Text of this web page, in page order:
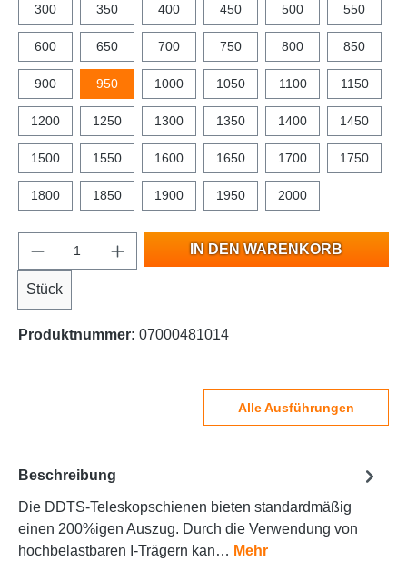
300 350 400 450 500 550
600 650 700 750 800 850
900 950 1000 1050 1100 1150
1200 1250 1300 1350 1400 1450
1500 1550 1600 1650 1700 1750
1800 1850 1900 1950 2000
Stück
IN DEN WARENKORB
Produktnummer: 07000481014
Alle Ausführungen
Beschreibung
Die DDTS-Teleskopschienen bieten standardmäßig
einen 200%igen Auszug. Durch die Verwendung von
hochbelastbaren I-Trägern kan… Mehr